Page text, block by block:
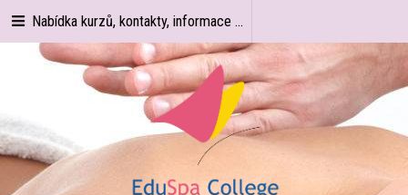
Nabídka kurzů, kontakty, informace ...